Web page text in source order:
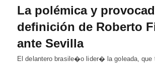
La polémica y
definición de Roberto
ante Sevilla
El delantero brasile�o lider� la goleada,